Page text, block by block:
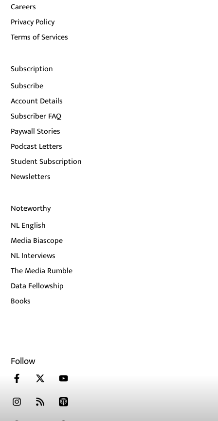
Careers
Privacy Policy
Terms of Services
Subscription
Subscribe
Account Details
Subscriber FAQ
Paywall Stories
Podcast Letters
Student Subscription
Newsletters
Noteworthy
NL English
Media Biascope
NL Interviews
The Media Rumble
Data Fellowship
Books
Follow